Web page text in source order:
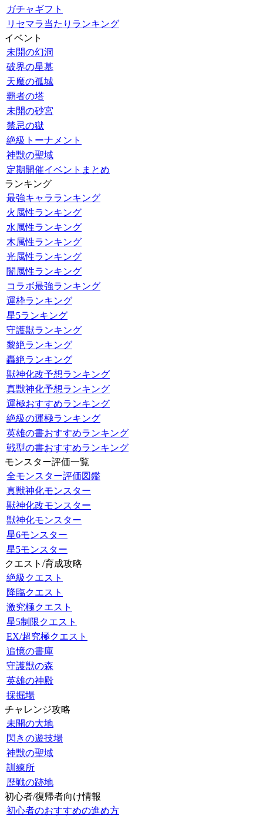
ガチャギフト
リセマラ当たりランキング
イベント
未開の幻洞
破界の星墓
天魔の孤城
覇者の塔
未開の砂宮
禁忌の獄
絶級トーナメント
神獣の聖域
定期開催イベントまとめ
ランキング
最強キャラランキング
火属性ランキング
水属性ランキング
木属性ランキング
光属性ランキング
闇属性ランキング
コラボ最強ランキング
運枠ランキング
星5ランキング
守護獣ランキング
黎絶ランキング
轟絶ランキング
獣神化改予想ランキング
真獣神化予想ランキング
運極おすすめランキング
絶級の運極ランキング
英雄の書おすすめランキング
戦型の書おすすめランキング
モンスター評価一覧
全モンスター評価図鑑
真獣神化モンスター
獣神化改モンスター
獣神化モンスター
星6モンスター
星5モンスター
クエスト/育成攻略
絶級クエスト
降臨クエスト
激究極クエスト
星5制限クエスト
EX/超究極クエスト
追憶の書庫
守護獣の森
英雄の神殿
採掘場
チャレンジ攻略
未開の大地
閃きの遊技場
神獣の聖域
訓練所
歴戦の跡地
初心者/復帰者向け情報
初心者のおすすめの進め方